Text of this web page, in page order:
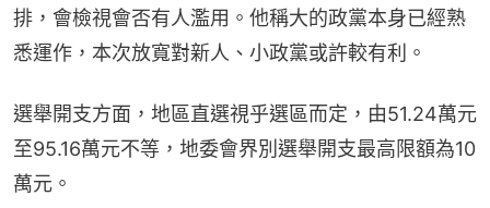
排，會檢視會否有人濫用。他稱大的政黨本身已經熟
悉運作，本次放寬對新人、小政黨或許較有利。
選舉開支方面，地區直選視乎選區而定，由51.24萬元
至95.16萬元不等，地委會界別選舉開支最高限額為10
萬元。